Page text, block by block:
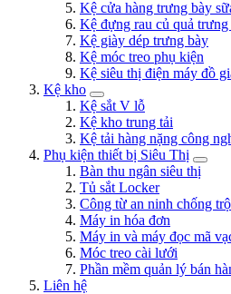
Kệ cửa hàng trưng bày
Kệ đựng rau củ quả trưng
Kệ giày dép trưng bày
Kệ móc treo phụ kiện
Kệ siêu thị điện máy đồ
Kệ kho
Kệ sắt V lỗ
Kệ kho trung tải
Kệ tải hàng nặng công
Phụ kiện thiết bị Siêu Thị
Bàn thu ngân siêu thị
Tủ sắt Locker
Công từ an ninh chống
Máy in hóa đơn
Máy in và máy đọc mã
Móc treo cài lưới
Phần mềm quản lý bán
Liên hệ